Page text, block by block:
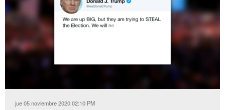
43.58%
jue 05 noviembre 2020 02:10 PM